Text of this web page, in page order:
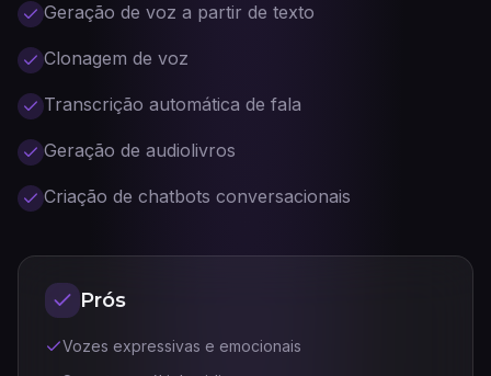
Geração de voz a partir de texto
Clonagem de voz
Transcrição automática de fala
Geração de audiolivros
Criação de chatbots conversacionais
Prós
Vozes expressivas e emocionais